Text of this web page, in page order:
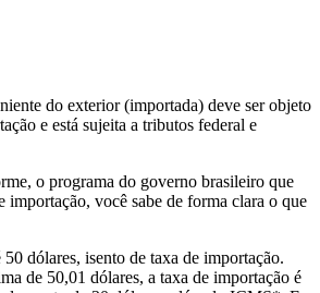
do exterior (importada) deve ser objeto
e está sujeita a tributos federal e
o programa do governo brasileiro que
importação, você sabe de forma clara o que
50 dólares, isento de taxa de importação.
de 50,01 dólares, a taxa de importação é